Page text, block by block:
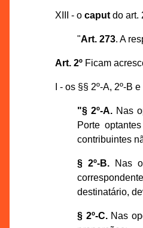
XIII - o caputdo art.
"Art. 273. A
Art. 2ºFicam
I - os §§ 2º-A, 2º-B
"§ 2º-A. Nas
Porte
contribuintes
§ 2º-B. Nas
destinatário,
§ 2º-C.Nas